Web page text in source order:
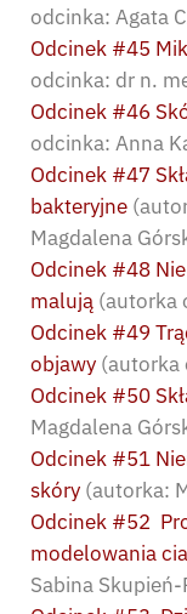
odcinka: Agata
Odcinek #45
odcinka: dr n.
Odcinek #46
odcinka: Anna
Odcinek #47
bakteryjne
Magdalena
Odcinek #48
malują (autorka
Odcinek #49
objawy (autorka
Odcinek #50
Magdalena
Odcinek #51
skóry (autorka:
Odcinek #52
modelowania
Sabina